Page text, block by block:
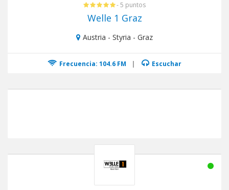
- 5 puntos
Welle 1 Graz
Austria - Styria - Graz
Frecuencia: 104.6 FM | Escuchar